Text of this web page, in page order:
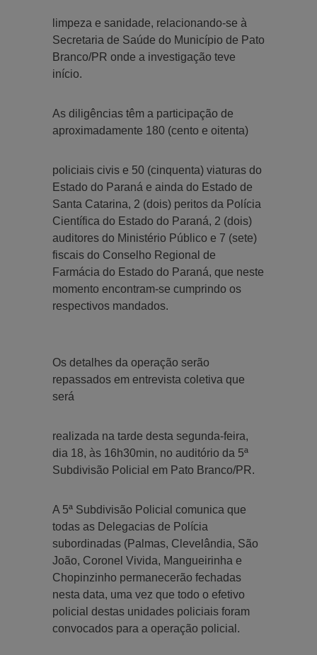
limpeza e sanidade, relacionando-se à
Secretaria de Saúde do Município de Pato
Branco/PR onde a investigação teve
início.
As diligências têm a participação de
aproximadamente 180 (cento e oitenta)
policiais civis e 50 (cinquenta) viaturas do
Estado do Paraná e ainda do Estado de
Santa Catarina, 2 (dois) peritos da Polícia
Científica do Estado do Paraná, 2 (dois)
auditores do Ministério Público e 7 (sete)
fiscais do Conselho Regional de
Farmácia do Estado do Paraná, que neste
momento encontram-se cumprindo os
respectivos mandados.
Os detalhes da operação serão
repassados em entrevista coletiva que
será
realizada na tarde desta segunda-feira,
dia 18, às 16h30min, no auditório da 5ª
Subdivisão Policial em Pato Branco/PR.
A 5ª Subdivisão Policial comunica que
todas as Delegacias de Polícia
subordinadas (Palmas, Clevelândia, São
João, Coronel Vivida, Mangueirinha e
Chopinzinho permanecerão fechadas
nesta data, uma vez que todo o efetivo
policial destas unidades policiais foram
convocados para a operação policial.